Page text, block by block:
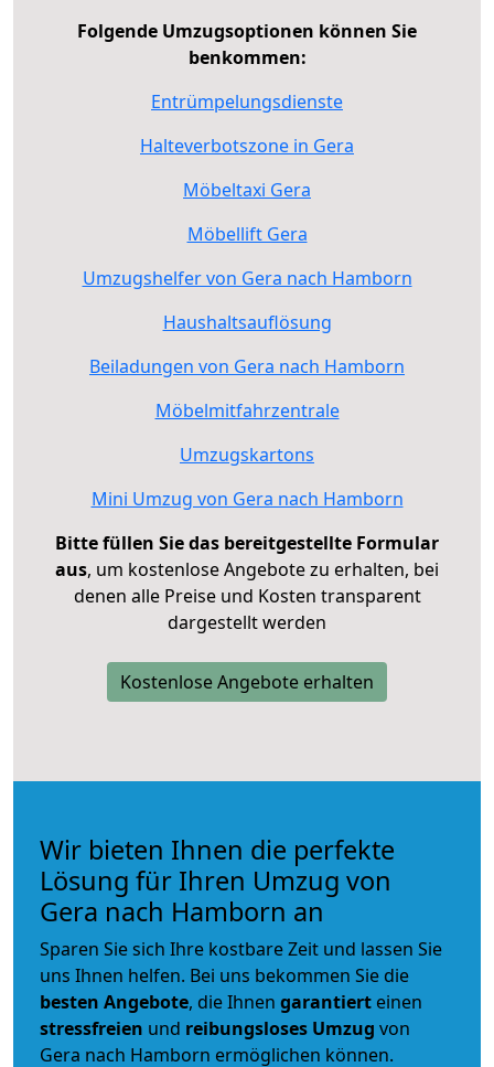
Folgende Umzugsoptionen können Sie
benkommen:
Entrümpelungsdienste
Halteverbotszone in Gera
Möbeltaxi Gera
Möbellift Gera
Umzugshelfer von Gera nach Hamborn
Haushaltsauflösung
Beiladungen von Gera nach Hamborn
Möbelmitfahrzentrale
Umzugskartons
Mini Umzug von Gera nach Hamborn
Bitte füllen Sie das bereitgestellte Formular
aus, um kostenlose Angebote zu erhalten, bei
denen alle Preise und Kosten transparent
dargestellt werden
Kostenlose Angebote erhalten
Wir bieten Ihnen die perfekte
Lösung für Ihren Umzug von
Gera nach Hamborn an
Sparen Sie sich Ihre kostbare Zeit und lassen Sie
uns Ihnen helfen. Bei uns bekommen Sie die
besten Angebote, die Ihnen garantiert einen
stressfreien und reibungsloses Umzug von
Gera nach Hamborn ermöglichen können.